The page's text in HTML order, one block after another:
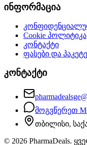
ინფორმაცია
Cookie პოლიტიკა
კონტაქტი
ფასები და
კონტაქტი
მოგვწერეთ
თბილისი,
© 2026 PharmaDeals.